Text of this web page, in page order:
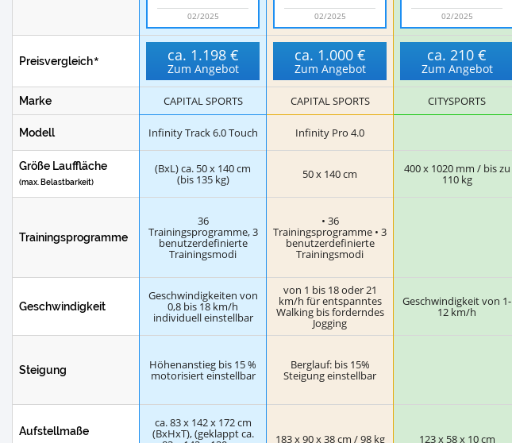
02/2025 02/2025 02/2025
Preisvergleich ca. 1.198 €
Zum Angebot
ca. 1.000 €
Zum Angebot
ca.210 €
Zum Angebot
Marke CAPITAL SPORTS CAPITAL SPORTS CITYSPORTS
Modell Infinity Track 6.0 Touch Infinity Pro 4.0
Größe Lauffläche
(max. Belastbarkeit)
(BxL) ca. 50 x 140 cm
(bis 135 kg) 50 x 140 cm 400 x 1020 mm / bis zu
110 kg
Trainingsprogramme
36
Trainingsprogramme, 3
benutzerdefinierte
Trainingsmodi
• 36
Trainingsprogramme • 3
benutzerdefinierte
Trainingsmodi
Geschwindigkeit
Geschwindigkeiten von
0,8 bis 18 km/h
individuell einstellbar
von 1 bis 18 oder 21
km/h für entspanntes
Walking bis forderndes
Jogging
Geschwindigkeit von 1-
12 km/h
Steigung Höhenanstieg bis 15 %
motorisiert einstellbar
Berglauf: bis 15%
Steigung einstellbar
Aufstellmaße
ca. 83 x 142 x 172 cm
(BxHxT), (geklappt ca. 183 x 90 x 38 cm / 98 kg 123 x 58 x 10 cm